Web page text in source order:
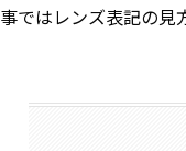
事ではレンズ表記の見